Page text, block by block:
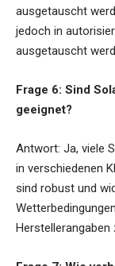
ausgetauscht
jedoch in
ausgetauscht
Frage 6: Sind
geeignet?
Antwort: Ja, viele
in verschiedenen
sind robust und
Herstellerangaben